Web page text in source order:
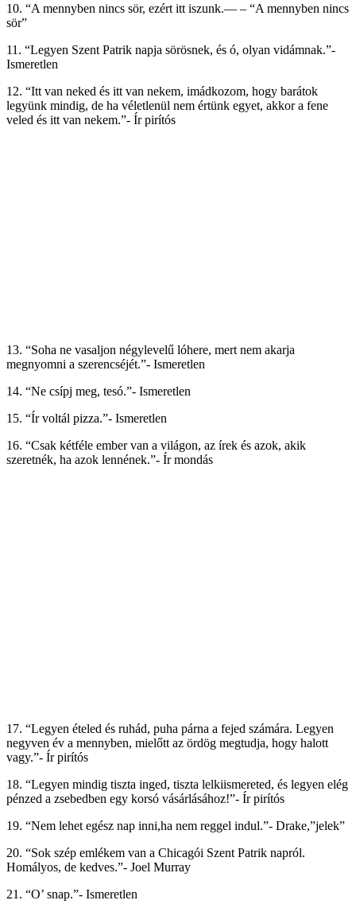
10. “A mennyben nincs sör, ezért itt iszunk.— – “A mennyben nincs
sör”
11. “Legyen Szent Patrik napja sörösnek, és ó, olyan vidámnak.”-
Ismeretlen
12. “Itt van neked és itt van nekem, imádkozom, hogy barátok
legyünk mindig, de ha véletlenül nem értünk egyet, akkor a fene
veled és itt van nekem.”- Ír pirítós
13. “Soha ne vasaljon négylevelű lóhere, mert nem akarja
megnyomni a szerencséjét.”- Ismeretlen
14. “Ne csípj meg, tesó.”- Ismeretlen
15. “Ír voltál pizza.”- Ismeretlen
16. “Csak kétféle ember van a világon, az írek és azok, akik
szeretnék, ha azok lennének.”- Ír mondás
17. “Legyen ételed és ruhád, puha párna a fejed számára. Legyen
negyven év a mennyben, mielőtt az ördög megtudja, hogy halott
vagy.”- Ír pirítós
18. “Legyen mindig tiszta inged, tiszta lelkiismereted, és legyen elég
pénzed a zsebedben egy korsó vásárlásához!”- Ír pirítós
19. “Nem lehet egész nap inni,ha nem reggel indul.”- Drake,”jelek”
20. “Sok szép emlékem van a Chicagói Szent Patrik napról.
Homályos, de kedves.”- Joel Murray
21. “O’ snap.”- Ismeretlen